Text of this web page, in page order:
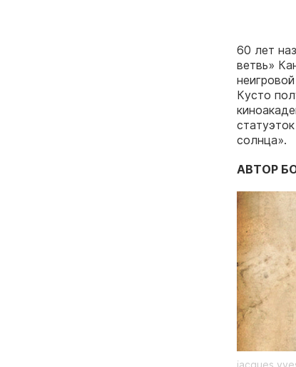
60 лет
ветвь»
Кусто
солнца».
АВТОР